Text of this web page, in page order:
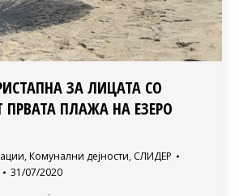
ЗА ЛИЦАТА СО
ПРВАТА ПЛАЖА НА ЕЗЕРО
, Комунални дејности, СЛИДЕР
31/07/2020